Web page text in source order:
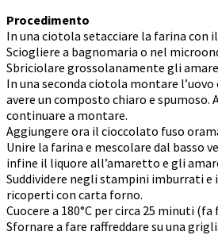
Procedimento
In una ciotola setacciare la farina con
Sciogliere a bagnomaria o nel
Sbriciolare grossolanamente gli
In una seconda ciotola montare
avere un composto chiaro e spumoso.
continuare a montare.
Aggiungere ora il cioccolato fuso
Unire la farina e mescolare dal basso
infine il liquore all’amaretto e gli
Suddividere negli stampini imburrati
ricoperti con carta forno.
Cuocere a 180°C per circa 25 minuti
Sfornare a fare raffreddare su una